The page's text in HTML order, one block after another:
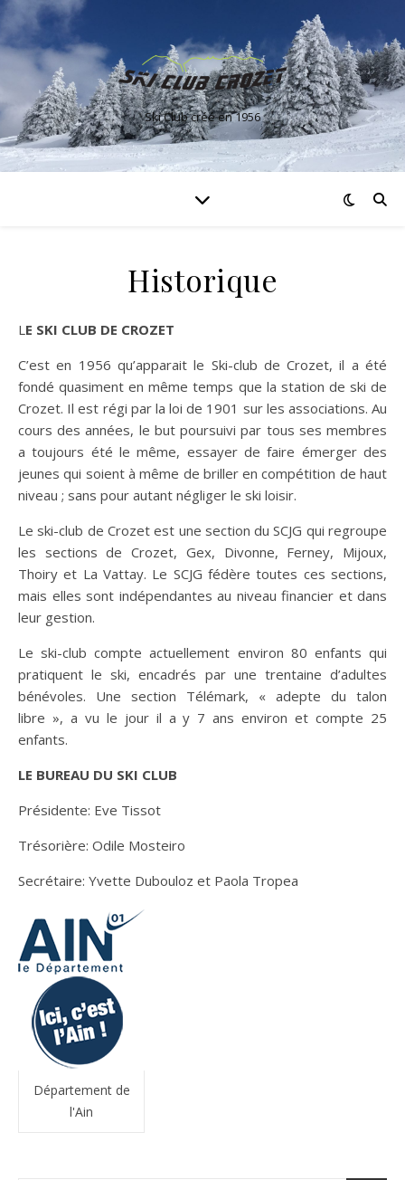
Ski Club créé en 1956
Historique
LE SKI CLUB DE CROZET
C’est en 1956 qu’apparait le Ski-club de Crozet, il a été
fondé quasiment en même temps que la station de ski de
Crozet. Il est régi par la loi de 1901 sur les associations. Au
cours des années, le but poursuivi par tous ses membres
a toujours été le même, essayer de faire émerger des
jeunes qui soient à même de briller en compétition de haut
niveau ; sans pour autant négliger le ski loisir.
Le ski-club de Crozet est une section du SCJG qui regroupe
les sections de Crozet, Gex, Divonne, Ferney, Mijoux,
Thoiry et La Vattay. Le SCJG fédère toutes ces sections,
mais elles sont indépendantes au niveau financier et dans
leur gestion.
Le ski-club compte actuellement environ 80 enfants qui
pratiquent le ski, encadrés par une trentaine d’adultes
bénévoles. Une section Télémark, « adepte du talon
libre », a vu le jour il a y 7 ans environ et compte 25
enfants.
LE BUREAU DU SKI CLUB
Présidente: Eve Tissot
Trésorière: Odile Mosteiro
Secrétaire: Yvette Dubouloz et Paola Tropea
Département de
l'Ain